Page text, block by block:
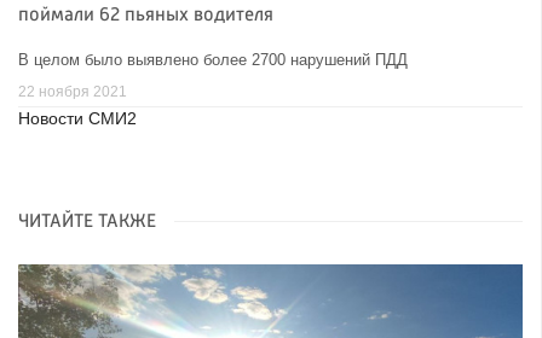
поймали 62 пьяных водителя
В целом было выявлено более 2700 нарушений ПДД
22 ноября 2021
Новости СМИ2
ЧИТАЙТЕ ТАКЖЕ